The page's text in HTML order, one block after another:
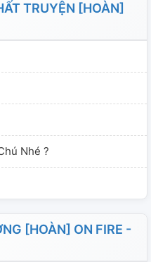
TRUYỆN [HOÀN]
Nhé ?
[HOÀN] ON FIRE -